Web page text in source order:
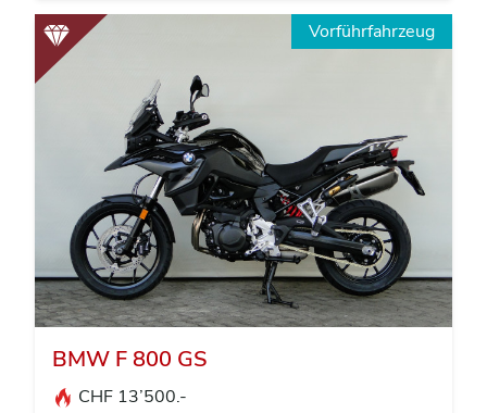
Vorführfahrzeug
BMW F 800 GS
CHF 13’500.-